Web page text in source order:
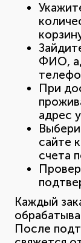
ФИО,
При
адрес
сайте
счета
Каждый
После